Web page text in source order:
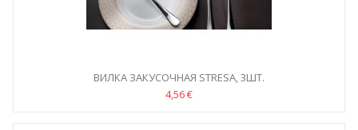
ВИЛКА ЗАКУСОЧНАЯ STRESA, 3ШТ.
4,56 €